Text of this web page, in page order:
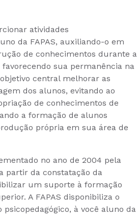
atividades
da FAPAS, auxiliando-o em
de conhecimentos durante a
sua permanência na
central melhorar as
dos alunos, evitando ao
de conhecimentos de
a formação de alunos
própria em sua área de
no ano de 2004 pela
partir da constatação da
um suporte à formação
A FAPAS disponibiliza o
à você aluno da